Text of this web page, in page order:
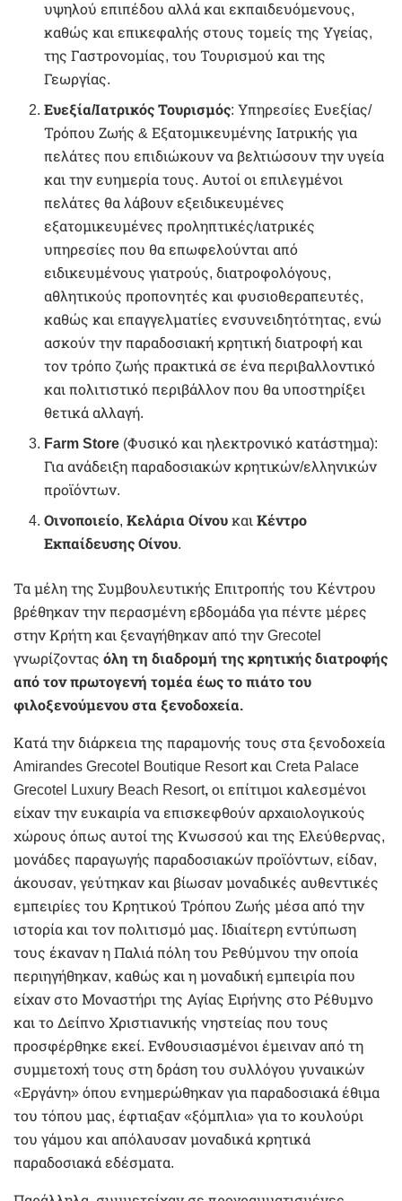
υψηλού επιπέδου αλλά και εκπαιδευόμενους,
καθώς και επικεφαλής στους τομείς της Υγείας,
της Γαστρονομίας, του Τουρισμού και της
Γεωργίας.
Ευεξία/Ιατρικός Τουρισμός: Υπηρεσίες Ευεξίας/
Τρόπου Ζωής & Εξατομικευμένης Ιατρικής για
πελάτες που επιδιώκουν να βελτιώσουν την υγεία
και την ευημερία τους. Αυτοί οι επιλεγμένοι
πελάτες θα λάβουν εξειδικευμένες
εξατομικευμένες προληπτικές/ιατρικές
υπηρεσίες που θα επωφελούνται από
ειδικευμένους γιατρούς, διατροφολόγους,
αθλητικούς προπονητές και φυσιοθεραπευτές,
καθώς και επαγγελματίες ενσυνειδητότητας, ενώ
ασκούν την παραδοσιακή κρητική διατροφή και
τον τρόπο ζωής πρακτικά σε ένα περιβαλλοντικό
και πολιτιστικό περιβάλλον που θα υποστηρίξει
θετικά αλλαγή.
Farm Store (Φυσικό και ηλεκτρονικό κατάστημα):
Για ανάδειξη παραδοσιακών κρητικών/ελληνικών
προϊόντων.
Οινοποιείο,Κελάρια Οίνου καιΚέντρο
Εκπαίδευσης Οίνου.
Τα μέλη της Συμβουλευτικής Επιτροπής του Κέντρου
βρέθηκαν την περασμένη εβδομάδα για πέντε μέρες
στην Κρήτη και ξεναγήθηκαν από την Grecotel
γνωρίζοντας όλη τη διαδρομή της κρητικής διατροφής
από τον πρωτογενή τομέα έως το πιάτο του
φιλοξενούμενου στα ξενοδοχεία.
Κατά την διάρκεια της παραμονής τους στα ξενοδοχεία
Amirandes Grecotel Boutique Resort και Creta Palace
Grecotel Luxury Beach Resort, οι επίτιμοι καλεσμένοι
είχαν την ευκαιρία να επισκεφθούν αρχαιολογικούς
χώρους όπως αυτοί της Κνωσσού και της Ελεύθερνας,
μονάδες παραγωγής παραδοσιακών προϊόντων, είδαν,
άκουσαν, γεύτηκαν και βίωσαν μοναδικές αυθεντικές
εμπειρίες του Κρητικού Τρόπου Ζωής μέσα από την
ιστορία και τον πολιτισμό μας. Ιδιαίτερη εντύπωση
τους έκαναν η Παλιά πόλη του Ρεθύμνου την οποία
περιηγήθηκαν, καθώς και η μοναδική εμπειρία που
είχαν στο Μοναστήρι της Αγίας Ειρήνης στο Ρέθυμνο
και το Δείπνο Χριστιανικής νηστείας που τους
προσφέρθηκε εκεί. Ενθουσιασμένοι έμειναν από τη
συμμετοχή τους στη δράση του συλλόγου γυναικών
«Εργάνη» όπου ενημερώθηκαν για παραδοσιακά έθιμα
του τόπου μας, έφτιαξαν «ξόμπλια» για το κουλούρι
του γάμου και απόλαυσαν μοναδικά κρητικά
παραδοσιακά εδέσματα.